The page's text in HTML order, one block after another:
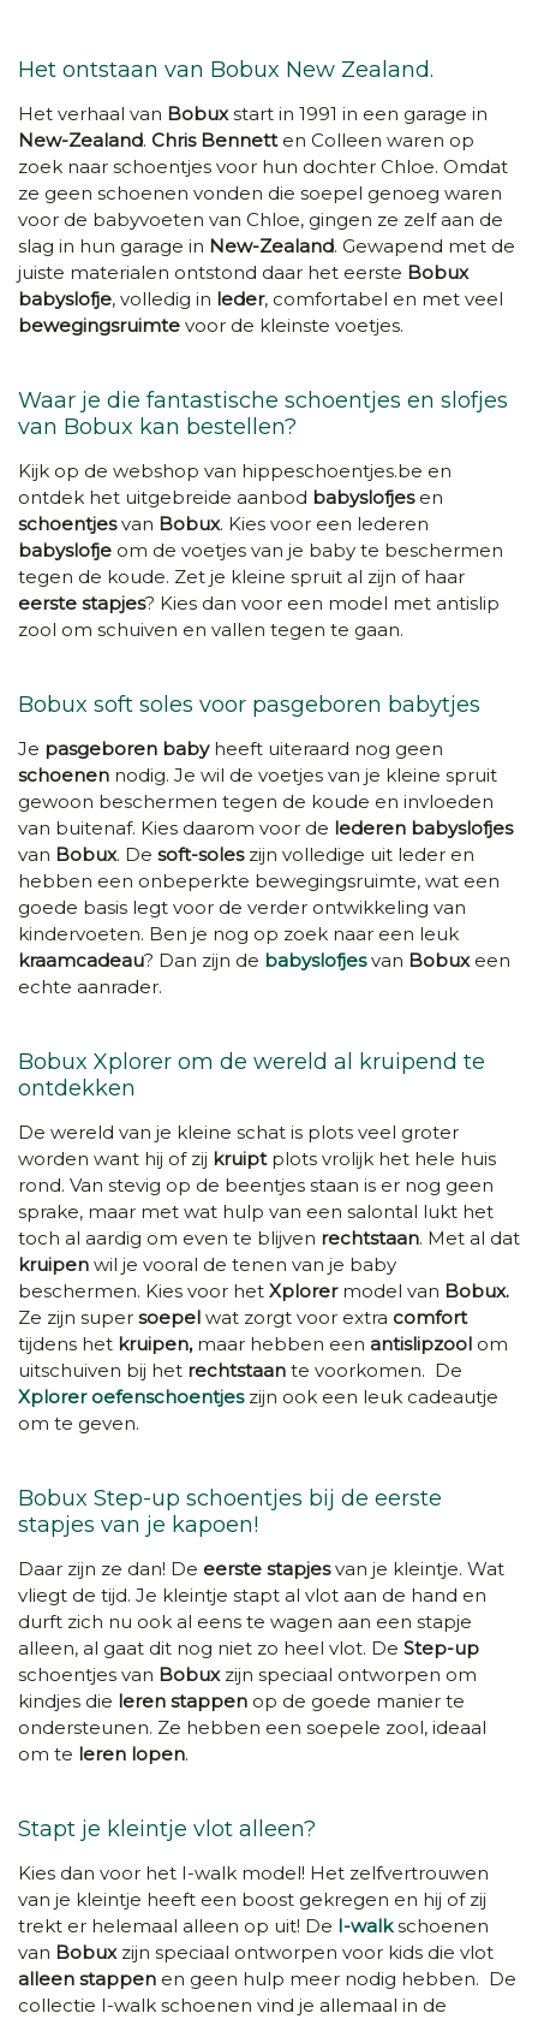
Het ontstaan van Bobux New Zealand.
Het verhaal van Bobuxstart in 1991 in een garage in
New-Zealand. Chris Bennetten Colleen waren op
zoek naar schoentjes voor hun dochter Chloe. Omdat
ze geen schoenen vonden die soepel genoeg waren
voor de babyvoeten van Chloe, gingen ze zelf aan de
slag in hun garage in New-Zealand. Gewapend met de
juiste materialen ontstond daar het eerste Bobux
babyslofje, volledig in leder, comfortabel en met veel
bewegingsruimte voor de kleinste voetjes.
Waar je die fantastische schoentjes en slofjes
van Bobux kan bestellen?
Kijk op de webshop van hippeschoentjes.be en
ontdek het uitgebreide aanbod babyslofjesen
schoentjesvan Bobux. Kies voor een lederen
babyslofje om de voetjes van je baby te beschermen
tegen de koude. Zet je kleine spruit al zijn of haar
eerste stapjes? Kies dan voor een model met antislip
zool om schuiven en vallen tegen te gaan.
Bobux soft soles voor pasgeboren babytjes
Je pasgeboren babyheeft uiteraard nog geen
schoenen nodig. Je wil de voetjes van je kleine spruit
gewoon beschermen tegen de koude en invloeden
van buitenaf. Kies daarom voor de lederen babyslofjes
van Bobux. De soft-soleszijn volledige uit leder en
hebben een onbeperkte bewegingsruimte, wat een
goede basis legt voor de verder ontwikkeling van
kindervoeten. Ben je nog op zoek naar een leuk
kraamcadeau? Dan zijn de babyslofjesvan Bobuxeen
echte aanrader.
Bobux Xplorer om de wereld al kruipend te
ontdekken
De wereld van je kleine schat is plots veel groter
worden want hij of zij kruiptplots vrolijk het hele huis
rond. Van stevig op de beentjes staan is er nog geen
sprake, maar met wat hulp van een salontal lukt het
toch al aardig om even te blijven rechtstaan. Met al dat
kruipen wil je vooral de tenen van je baby
beschermen. Kies voor het Xplorermodel van Bobux.
Ze zijn super soepel wat zorgt voor extra comfort
tijdens het kruipen, maar hebben een antislipzool om
uitschuiven bij het rechtstaan te voorkomen. De
Xplorer oefenschoentjeszijn ook een leuk cadeautje
om te geven.
Bobux Step-up schoentjes bij de eerste
stapjes van je kapoen!
Daar zijn ze dan! De eerste stapjesvan je kleintje. Wat
vliegt de tijd. Je kleintje stapt al vlot aan de hand en
durft zich nu ook al eens te wagen aan een stapje
alleen, al gaat dit nog niet zo heel vlot. De Step-up
schoentjes van Bobuxzijn speciaal ontworpen om
kindjes die leren stappen op de goede manier te
ondersteunen. Ze hebben een soepele zool, ideaal
om te leren lopen.
Stapt je kleintje vlot alleen?
Kies dan voor het I-walk model! Het zelfvertrouwen
van je kleintje heeft een boost gekregen en hij of zij
trekt er helemaal alleen op uit! De I-walk schoenen
van Bobuxzijn speciaal ontworpen voor kids die vlot
alleen stappen en geen hulp meer nodig hebben. De
collectie I-walk schoenen vind je allemaal in de